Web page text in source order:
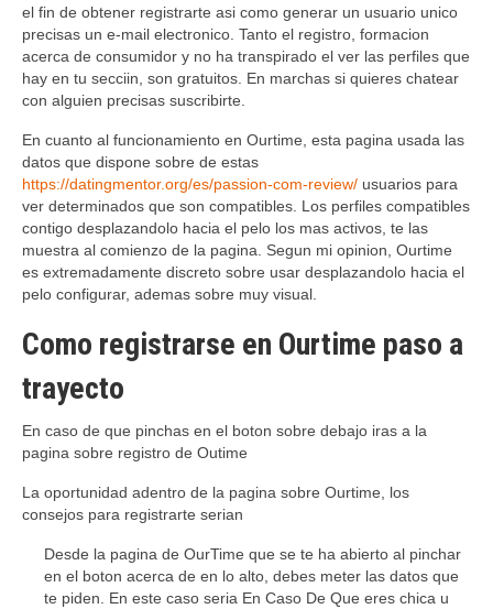
el fin de obtener registrarte asi­ como generar un usuario unico
precisas un e-mail electronico. Tanto el registro, formacion
acerca de consumidor y no ha transpirado el ver las perfiles que
hay en tu secciin, son gratuitos. En marchas si quieres chatear
con alguien precisas suscribirte.
En cuanto al funcionamiento en Ourtime, esta pagina usada las
datos que dispone sobre de estas
https://datingmentor.org/es/passion-com-review/ usuarios para
ver determinados que son compatibles. Los perfiles compatibles
contigo desplazandolo hacia el pelo los mas activos, te las
muestra al comienzo de la pagina. Segun mi opinion, Ourtime
es extremadamente discreto sobre usar desplazandolo hacia el
pelo configurar, ademas sobre muy visual.
Como registrarse en Ourtime paso a
trayecto
En caso de que pinchas en el boton sobre debajo iras a la
pagina sobre registro de Outime
La oportunidad adentro de la pagina sobre Ourtime, los
consejos para registrarte serian
Desde la pagina de OurTime que se te ha abierto al pinchar
en el boton acerca de en lo alto, debes meter las datos que
te piden. En este caso seri­a En Caso De Que eres chica u